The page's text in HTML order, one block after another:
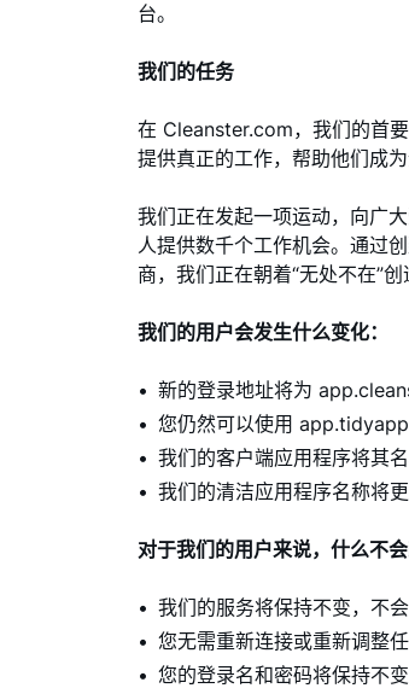
台。
我们的任务
在 Cleanster.com，我们的首
提供真正的工作，帮助他们成
我们正在发起一项运动，向广
人提供数千个工作机会。通过
商，我们正在朝着“无处不在”
我们的用户会发生什么变化：
新的登录地址将为
您仍然可以使用
我们的客户端应用程序将其
我们的清洁应用程序名称将
对于我们的用户来说，什么不会
我们的服务将保持不变，不会
您无需重新连接或重新调整任
您的登录名和密码将保持不变